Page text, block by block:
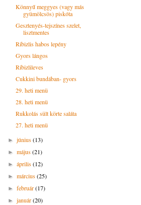
Könnyű meggyes (vagy más
gyümölcsös) piskóta
Gesztenyés-tejszínes szelet,
lisztmentes
Ribizlis habos lepény
Gyors lángos
Ribizlileves
Cukkini bundában- gyors
29. heti menü
28. heti menü
Rukkolás sült körte saláta
27. heti menü
►június(13)
►május(21)
►április(12)
►március(25)
►február(17)
►január(20)